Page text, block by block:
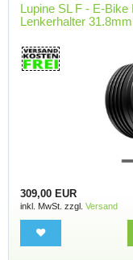
Lupine SL F - E-
Lenkerhalter
309,00 EUR
inkl. MwSt. zzgl. Versand